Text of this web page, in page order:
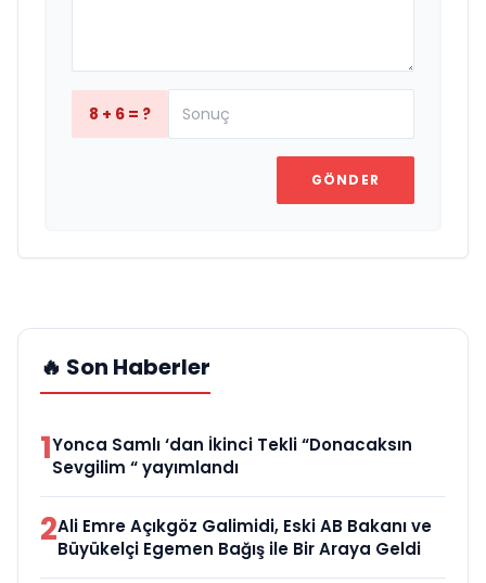
8 + 6 = ?
GÖNDER
🔥 Son Haberler
1Yonca Samlı ‘dan İkinci Tekli “Donacaksın
Sevgilim “ yayımlandı
2Ali Emre Açıkgöz Galimidi, Eski AB Bakanı ve
Büyükelçi Egemen Bağış ile Bir Araya Geldi